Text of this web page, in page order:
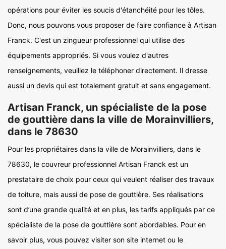
opérations pour éviter les soucis d'étanchéité pour les tôles.
Donc, nous pouvons vous proposer de faire confiance à Artisan
Franck. C'est un zingueur professionnel qui utilise des
équipements appropriés. Si vous voulez d'autres
renseignements, veuillez le téléphoner directement. Il dresse
aussi un devis qui est totalement gratuit et sans engagement.
Artisan Franck, un spécialiste de la pose
de gouttière dans la ville de Morainvilliers,
dans le 78630
Pour les propriétaires dans la ville de Morainvilliers, dans le
78630, le couvreur professionnel Artisan Franck est un
prestataire de choix pour ceux qui veulent réaliser des travaux
de toiture, mais aussi de pose de gouttière. Ses réalisations
sont d’une grande qualité et en plus, les tarifs appliqués par ce
spécialiste de la pose de gouttière sont abordables. Pour en
savoir plus, vous pouvez visiter son site internet ou le